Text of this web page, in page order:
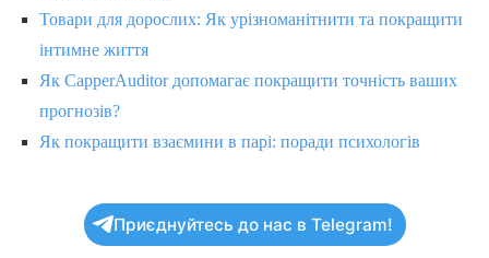
Товари для дорослих: Як урізноманітнити та покращити
інтимне життя
Як CapperAuditor допомагає покращити точність ваших
прогнозів?
Як покращити взаємини в парі: поради психологів
Приєднуйтесь до нас в Telegram!